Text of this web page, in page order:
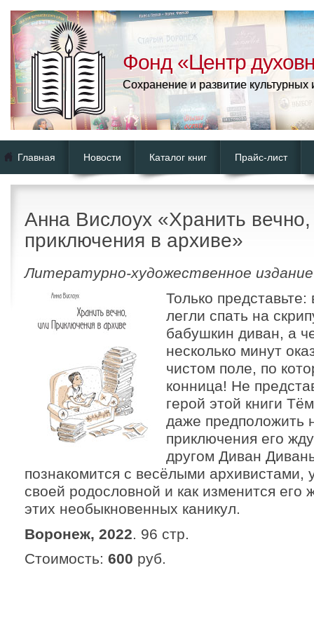
Фонд «Центр
Сохранение и развитие
Главная Новости Каталог книг Прайс-лист
Анна Вислоух «Хранить
приключения в архиве»
Литературно-художественное издание
Только
легли спать на
бабушкин диван, а
несколько минут
чистом поле, по
конница! Не
герой этой книги
даже предположить
приключения его
другом Диван
познакомится с весёлыми архивистами,
своей родословной и как изменится его
этих необыкновенных каникул.
Воронеж, 2022. 96 стр.
Стоимость: 600 руб.